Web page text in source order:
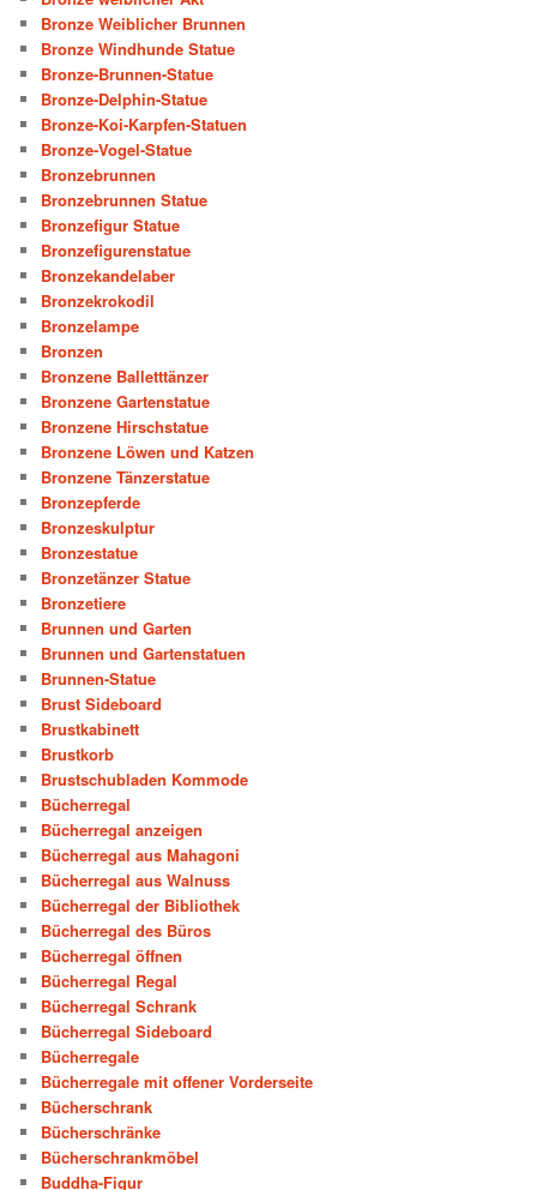
Bronze Weiblicher Brunnen
Bronze Windhunde Statue
Bronze-Brunnen-Statue
Bronze-Delphin-Statue
Bronze-Koi-Karpfen-Statuen
Bronze-Vogel-Statue
Bronzebrunnen
Bronzebrunnen Statue
Bronzefigur Statue
Bronzefigurenstatue
Bronzekandelaber
Bronzekrokodil
Bronzelampe
Bronzen
Bronzene Balletttänzer
Bronzene Gartenstatue
Bronzene Hirschstatue
Bronzene Löwen und Katzen
Bronzene Tänzerstatue
Bronzepferde
Bronzeskulptur
Bronzestatue
Bronzetänzer Statue
Bronzetiere
Brunnen und Garten
Brunnen und Gartenstatuen
Brunnen-Statue
Brust Sideboard
Brustkabinett
Brustkorb
Brustschubladen Kommode
Bücherregal
Bücherregal anzeigen
Bücherregal aus Mahagoni
Bücherregal aus Walnuss
Bücherregal der Bibliothek
Bücherregal des Büros
Bücherregal öffnen
Bücherregal Regal
Bücherregal Schrank
Bücherregal Sideboard
Bücherregale
Bücherregale mit offener Vorderseite
Bücherschrank
Bücherschränke
Bücherschrankmöbel
Buddha-Figur